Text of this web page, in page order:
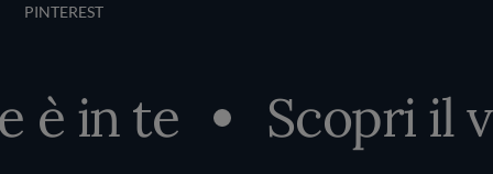
PINTEREST
in te Scopri il